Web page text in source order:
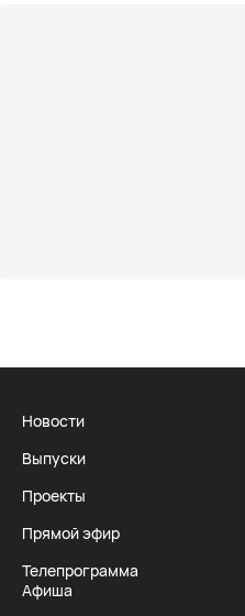
Новости
Выпуски
Проекты
Прямой эфир
Телепрограмма
Афиша